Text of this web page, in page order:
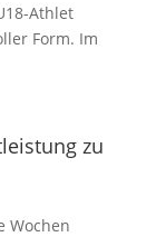
Athlet
Form. Im
zu
Wochen